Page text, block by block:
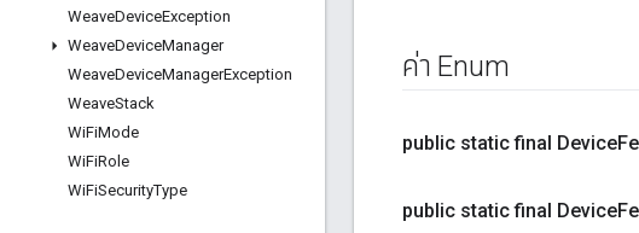
WeaveDeviceException
WeaveDeviceManager
WeaveDeviceManagerException
WeaveStack
WiFiMode
WiFiRole
WiFiSecurityType
ค่า Enum
public static final Device
public static final Device